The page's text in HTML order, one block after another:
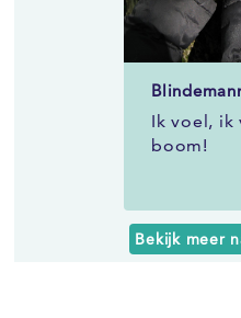
Ik voel,
boom!
Bekijk meer